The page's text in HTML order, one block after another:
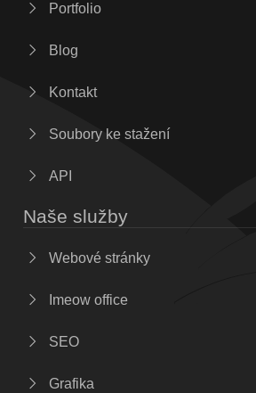
Portfolio
Blog
Kontakt
Soubory ke stažení
API
Naše služby
Webové stránky
Imeow office
SEO
Grafika